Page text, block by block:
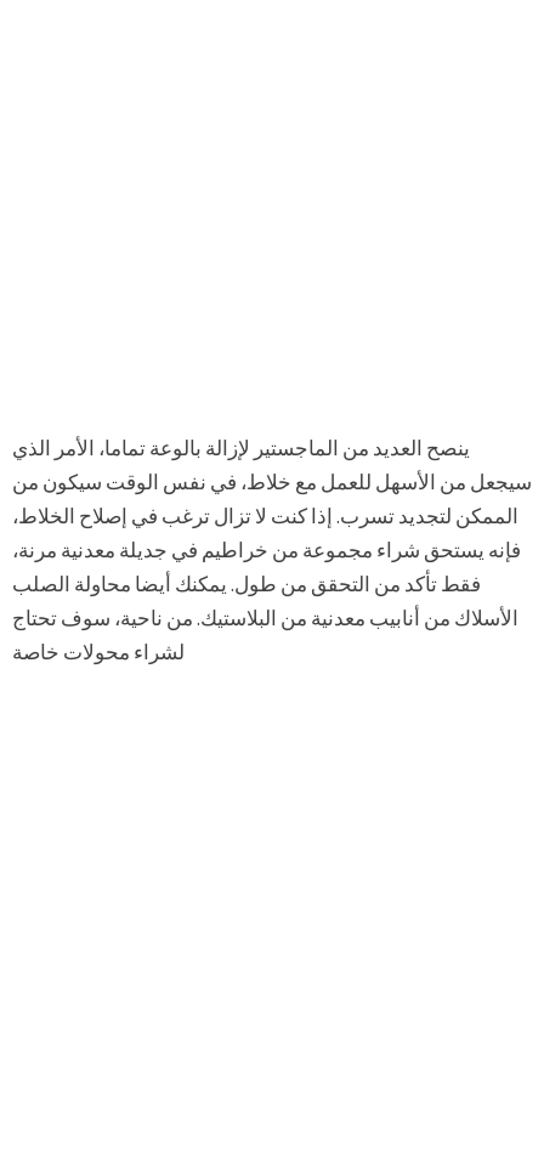
ينصح العديد من الماجستير لإزالة بالوعة تماما، الأمر الذي
سيجعل من الأسهل للعمل مع خلاط، في نفس الوقت سيكون من
الممكن لتجديد تسرب. إذا كنت لا تزال ترغب في إصلاح الخلاط،
فإنه يستحق شراء مجموعة من خراطيم في جديلة معدنية مرنة،
فقط تأكد من التحقق من طول. يمكنك أيضا محاولة الصلب
الأسلاك من أنابيب معدنية من البلاستيك. من ناحية، سوف تحتاج
لشراء محولات خاصة